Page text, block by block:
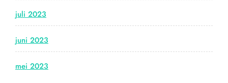
juli 2023
juni 2023
mei 2023